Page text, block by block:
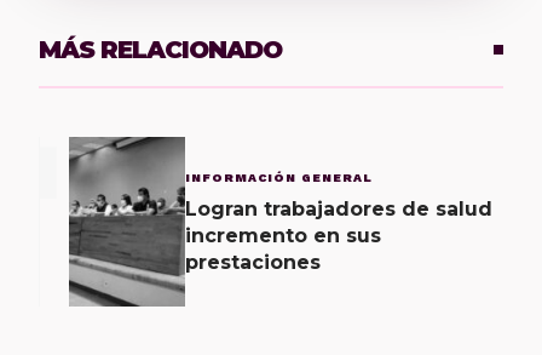
MÁS RELACIONADO
INFORMACIÓN GENERAL
Logran trabajadores de salud
incremento en sus
prestaciones